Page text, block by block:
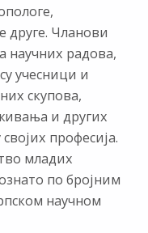
друге. Чланови
научних радова,
учесници и
скупова,
и других
професија.
младих
по бројним
научном